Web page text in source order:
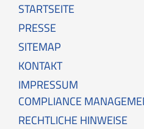
STARTSEITE
PRESSE
SITEMAP
KONTAKT
IMPRESSUM
COMPLIANCE
RECHTLICHE HINWEISE